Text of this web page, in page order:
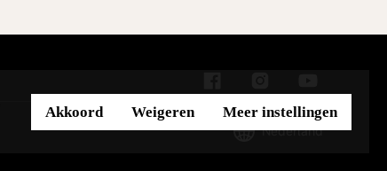
Nederland
Akkoord Weigeren Meer instellingen